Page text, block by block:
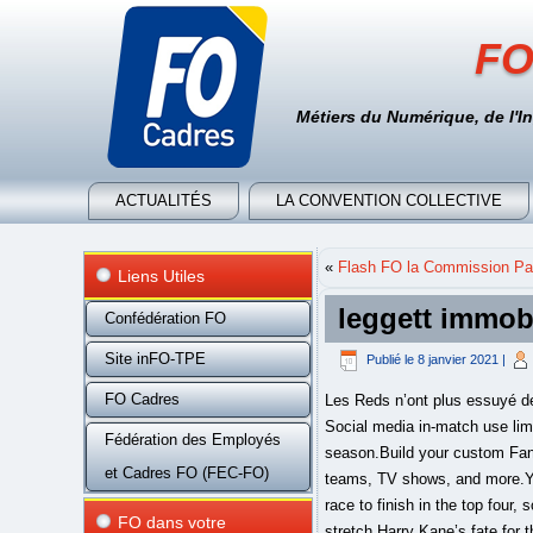
Métiers du Numérique, de
ACTUALITÉS LA CONVENTION COLLECTIVE
Liens Utiles
Confédération FO
Site inFO-TPE
FO Cadres
Fédération des Employés
et Cadres FO (FEC-FO)
FO dans votre
« Flash FO la Commission
leggett
Publié le 8 janvier 2021 |
Les Reds n’ont plus essuyé de défaite lors des 11 dernières sorties et sont logés à 5è place, à une longueur des places européennes. Social media in-match use limited to 120 images. We’d love to hear your preferred starting 11 for Spurs’ most important match of the season.Build your custom FanSided Daily email newsletter with news and analysis on Tottenham Hotspur and all your favorite sports teams, TV shows, and more.Your privacy is safe with us. (Photo by Clive Rose/Getty Images).Spurs have a five-point cushion in the race to finish in the top four, so Mauricio Pochettino’s side must avoid defeat to remain in pole position for the season’s final stretch.Harry Kane’s fate for the match is still, miraculously, unknown. Au milieu de terrain, Bissouma, Stephens, March et Lallana, qui fera sa première apparition sous ses nouvelles couleurs, seront chargés d’alimenter Maupay et Connoly en attaque.Brighton - Chelsea : les compositions probables,L'Atlético de Madrid évoque des discussions avec le PSG pour Arias.Incident Neymar-Alvaro : Neymar accusé de racisme à son tour ?Ajax : Sergiño Dest se rapproche du Bayern,Premier League : Manchester City vient à bout de Wolverhampton,Affaire Neymar : Karl Toko Ekambi défend Alvaro Gonzalez,Ligue 2 : Auxerre remporte le derby face à Troyes,Serie A : Zlatan Ibrahimovic et Milan s'offrent Bologne,Chelsea : la déclaration d'amour de Thiago Silva à Frank Lampard.Inter : le talentueux Lucien Agoumé a fait son choix !La presse anglaise massacre Kepa Arrizabalaga, le FC Barcelone a trouvé une étonnante porte de sortie à Riqui Puig,Chelsea : Frank Lampard soutient toujours Kepa,Premier League : Liverpool s'impose sans trembler sur la pelouse de Chelsea,PL : Neal Maupay porte Brighton à Newcastle,Chelsea - Liverpool : les compositions sont là,Chelsea - Liverpool : les compositions probables,Chelsea : quand Frank Lampard reçoit l'aide de sa femme pour gérer son groupe,Le Genoa annonce Davide Zappacosta et Marko Pjaca,PL : Aston Villa s'impose face à Sheffield,Wolverhampton - Manchester City : les compositions sont là. Découvrez la composition probable des deux équipes avant le Chelsea-PSG de mercredi